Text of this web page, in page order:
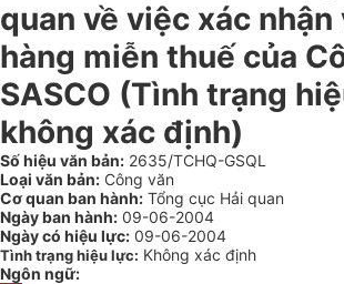
quan về việc xác
hàng miễn thuế của
SASCO (Tình trạng
không xác định)
Số hiệu văn bản: 2635/TCHQ-GSQL
Loại văn bản: Công văn
Cơ quan ban hành: Tổng cục Hải quan
Ngày ban hành: 09-06-2004
Ngày có hiệu lực: 09-06-2004
Tình trạng hiệu lực: Không xác định
Ngôn ngữ: